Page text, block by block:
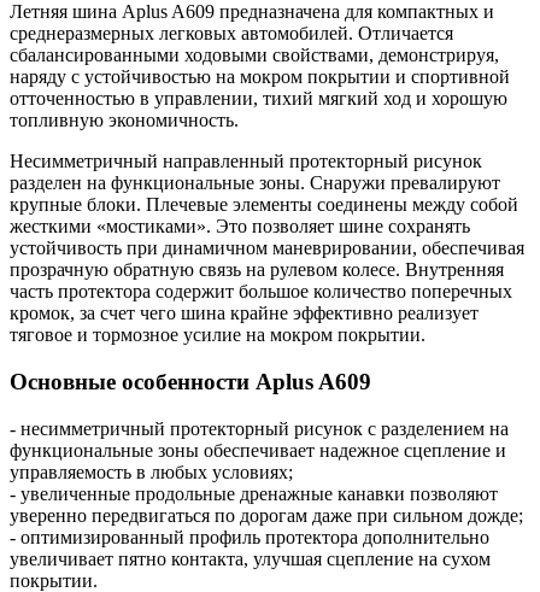
Летняя шина Aplus A609 предназначена для компактных и
среднеразмерных легковых автомобилей. Отличается
сбалансированными ходовыми свойствами, демонстрируя,
наряду с устойчивостью на мокром покрытии и спортивной
отточенностью в управлении, тихий мягкий ход и хорошую
топливную экономичность.
Несимметричный направленный протекторный рисунок
разделен на функциональные зоны. Снаружи превалируют
крупные блоки. Плечевые элементы соединены между собой
жесткими «мостиками». Это позволяет шине сохранять
устойчивость при динамичном маневрировании, обеспечивая
прозрачную обратную связь на рулевом колесе. Внутренняя
часть протектора содержит большое количество поперечных
кромок, за счет чего шина крайне эффективно реализует
тяговое и тормозное усилие на мокром покрытии.
Основные особенности Aplus A609
- несимметричный протекторный рисунок с разделением на
функциональные зоны обеспечивает надежное сцепление и
управляемость в любых условиях;
- увеличенные продольные дренажные канавки позволяют
уверенно передвигаться по дорогам даже при сильном дожде;
- оптимизированный профиль протектора дополнительно
увеличивает пятно контакта, улучшая сцепление на сухом
покрытии.